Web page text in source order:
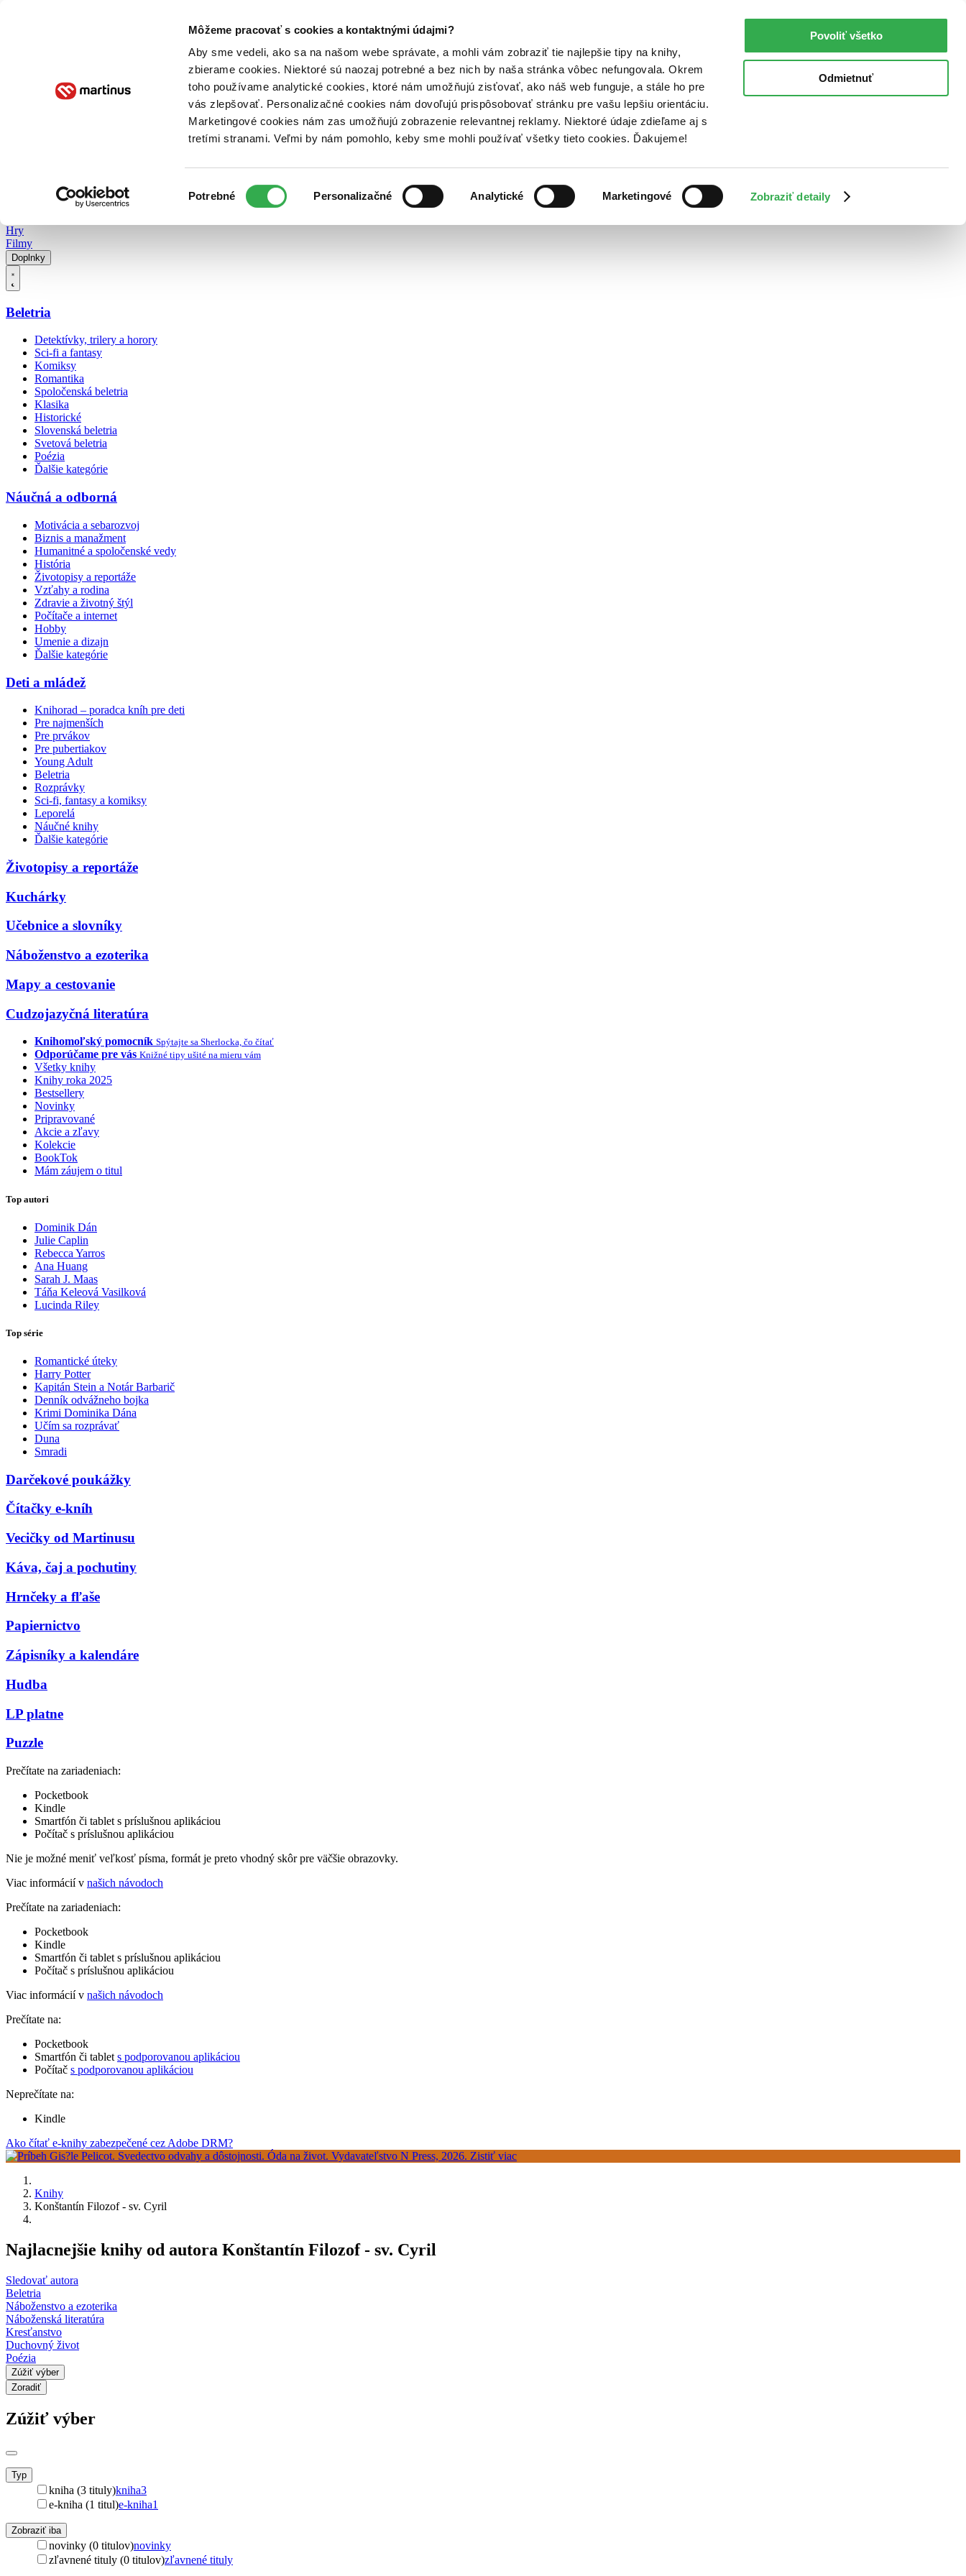
Môžeme pracovať s cookies a kontaktnými údajmi?
Aby sme vedeli, ako sa na našom webe správate, a mohli vám zobraziť tie najlepšie tipy na knihy,
zbierame cookies. Niektoré sú naozaj potrebné a bez nich by naša stránka vôbec nefungovala. Okrem
toho používame analytické cookies, ktoré nám umožňujú zisťovať, ako náš web funguje, a stále ho pre
vás zlepšovať. Personalizačné cookies nám dovoľujú prispôsobovať stránku pre vašu lepšiu orientáciu.
Marketingové cookies nám zas umožňujú zobrazenie relevantnej reklamy. Niektoré údaje zdieľame aj s
tretími stranami. Veľmi by nám pomohlo, keby sme mohli používať všetky tieto cookies. Ďakujeme!
súhlasu
Potrebné Personalizačné Analytické Marketingové Zobraziť detaily
Povoliť všetko
Odmietnuť
Poukážky Kontakt
Hry
Filmy
Doplnky
Beletria
Detektívky, trilery a horory
Sci-fi a fantasy
Komiksy
Romantika
Spoločenská beletria
Klasika
Historické
Slovenská beletria
Svetová beletria
Poézia
Ďalšie kategórie
Náučná a odborná
Motivácia a sebarozvoj
Biznis a manažment
Humanitné a spoločenské vedy
História
Životopisy a reportáže
Vzťahy a rodina
Zdravie a životný štýl
Počítače a internet
Hobby
Umenie a dizajn
Ďalšie kategórie
Deti a mládež
Knihorad – poradca kníh pre deti
Pre najmenších
Pre prvákov
Pre pubertiakov
Young Adult
Beletria
Rozprávky
Sci-fi, fantasy a komiksy
Leporelá
Náučné knihy
Ďalšie kategórie
Životopisy a reportáže
Kuchárky
Učebnice a slovníky
Náboženstvo a ezoterika
Mapy a cestovanie
Cudzojazyčná literatúra
Knihomoľský pomocník Spýtajte sa Sherlocka, čo čítať
Odporúčame pre vás Knižné tipy ušité na mieru vám
Všetky knihy
Knihy roka 2025
Bestsellery
Novinky
Pripravované
Akcie a zľavy
Kolekcie
BookTok
Mám záujem o titul
Top autori
Dominik Dán
Julie Caplin
Rebecca Yarros
Ana Huang
Sarah J. Maas
Táňa Keleová Vasilková
Lucinda Riley
Top série
Romantické úteky
Harry Potter
Kapitán Stein a Notár Barbarič
Denník odvážneho bojka
Krimi Dominika Dána
Učím sa rozprávať
Duna
Smradi
Darčekové poukážky
Čítačky e-kníh
Vecičky od Martinusu
Káva, čaj a pochutiny
Hrnčeky a fľaše
Papiernictvo
Zápisníky a kalendáre
Hudba
LP platne
Puzzle
Prečítate na zariadeniach:
Pocketbook
Kindle
Smartfón či tablet s príslušnou aplikáciou
Počítač s príslušnou aplikáciou
Nie je možné meniť veľkosť písma, formát je preto vhodný skôr pre väčšie obrazovky.
Viac informácií v našich návodoch
Prečítate na zariadeniach:
Pocketbook
Kindle
Smartfón či tablet s príslušnou aplikáciou
Počítač s príslušnou aplikáciou
Viac informácií v našich návodoch
Prečítate na:
Pocketbook
Smartfón či tablet s podporovanou aplikáciou
Počítač s podporovanou aplikáciou
Neprečítate na:
Kindle
Ako čítať e-knihy zabezpečené cez Adobe DRM?
Knihy
Konštantín Filozof - sv. Cyril
Najlacnejšie knihy od autora Konštantín Filozof - sv. Cyril
Sledovať autora
Beletria
Náboženstvo a ezoterika
Náboženská literatúra
Kresťanstvo
Duchovný život
Poézia
Zúžiť výber
Zoradiť
Zúžiť výber
Typ
kniha (3 tituly)kniha3
e-kniha (1 titul)e-kniha1
Zobraziť iba
novinky (0 titulov)novinky
zľavnené tituly (0 titulov)zľavnené tituly